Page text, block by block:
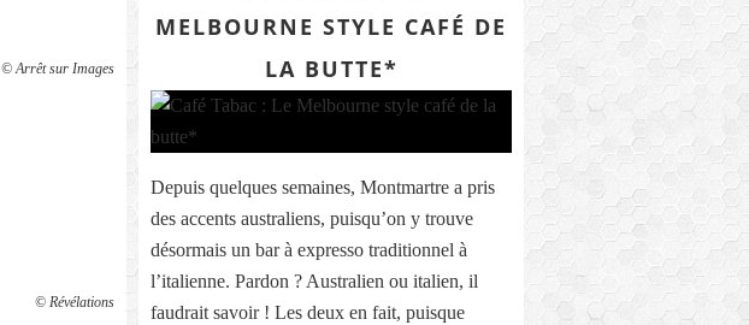
© Arrêt sur Images
© Révélations
MELBOURNE STYLE CAFÉ DE
LA BUTTE*
Depuis quelques semaines, Montmartre a pris
des accents australiens, puisqu’on y trouve
désormais un bar à expresso traditionnel à
l’italienne. Pardon ? Australien ou italien, il
faudrait savoir ! Les deux en fait, puisque